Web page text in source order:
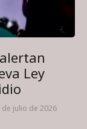
Ley
de julio de 2026